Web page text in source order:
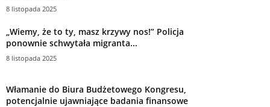
8 listopada 2025
„Wiemy, że to ty, masz krzywy nos!” Policja
ponownie schwytała migranta...
8 listopada 2025
Włamanie do Biura Budżetowego Kongresu,
potencjalnie ujawniające badania finansowe